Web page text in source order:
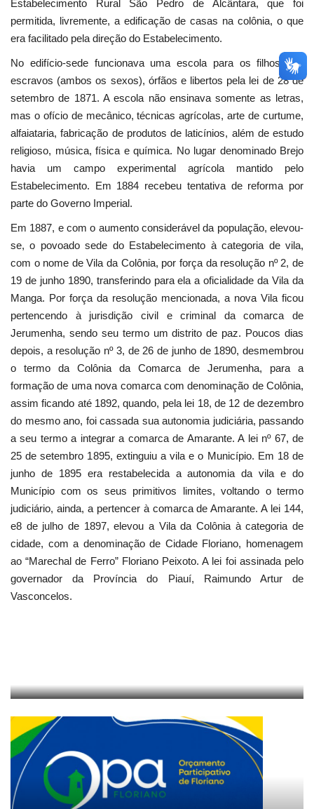
Estabelecimento Rural São Pedro de Alcântara, que foi
permitida, livremente, a edificação de casas na colônia, o que
era facilitado pela direção do Estabelecimento.
No edifício-sede funcionava uma escola para os filhos dos
escravos (ambos os sexos), órfãos e libertos pela lei de 28 de
setembro de 1871. A escola não ensinava somente as letras,
mas o ofício de mecânico, técnicas agrícolas, arte de curtume,
alfaiataria, fabricação de produtos de laticínios, além de estudo
religioso, música, física e química. No lugar denominado Brejo
havia um campo experimental agrícola mantido pelo
Estabelecimento. Em 1884 recebeu tentativa de reforma por
parte do Governo Imperial.
Em 1887, e com o aumento considerável da população, elevou-
se, o povoado sede do Estabelecimento à categoria de vila,
com o nome de Vila da Colônia, por força da resolução nº 2, de
19 de junho 1890, transferindo para ela a oficialidade da Vila da
Manga. Por força da resolução mencionada, a nova Vila ficou
pertencendo à jurisdição civil e criminal da comarca de
Jerumenha, sendo seu termo um distrito de paz. Poucos dias
depois, a resolução nº 3, de 26 de junho de 1890, desmembrou
o termo da Colônia da Comarca de Jerumenha, para a
formação de uma nova comarca com denominação de Colônia,
assim ficando até 1892, quando, pela lei 18, de 12 de dezembro
do mesmo ano, foi cassada sua autonomia judiciária, passando
a seu termo a integrar a comarca de Amarante. A lei nº 67, de
25 de setembro 1895, extinguiu a vila e o Município. Em 18 de
junho de 1895 era restabelecida a autonomia da vila e do
Município com os seus primitivos limites, voltando o termo
judiciário, ainda, a pertencer à comarca de Amarante. A lei 144,
e8 de julho de 1897, elevou a Vila da Colônia à categoria de
cidade, com a denominação de Cidade Floriano, homenagem
ao “Marechal de Ferro” Floriano Peixoto. A lei foi assinada pelo
governador da Província do Piauí, Raimundo Artur de
Vasconcelos.